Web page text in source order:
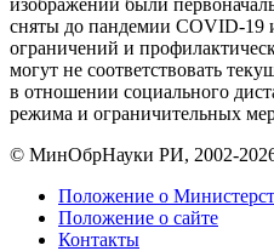
сняты до пандемии COVID-19
ограничений и
могут не соответствовать
в отношении социального
режима и ограничительных
© МинОбрНауки РИ, 2002-
Положение о
Положение о сайте
Контакты